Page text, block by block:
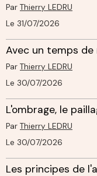
Par Thierry LEDRU
Le 31/07/2026
Avec un temps de
Par Thierry LEDRU
Le 30/07/2026
L'ombrage, le
Par Thierry LEDRU
Le 30/07/2026
Les principes de